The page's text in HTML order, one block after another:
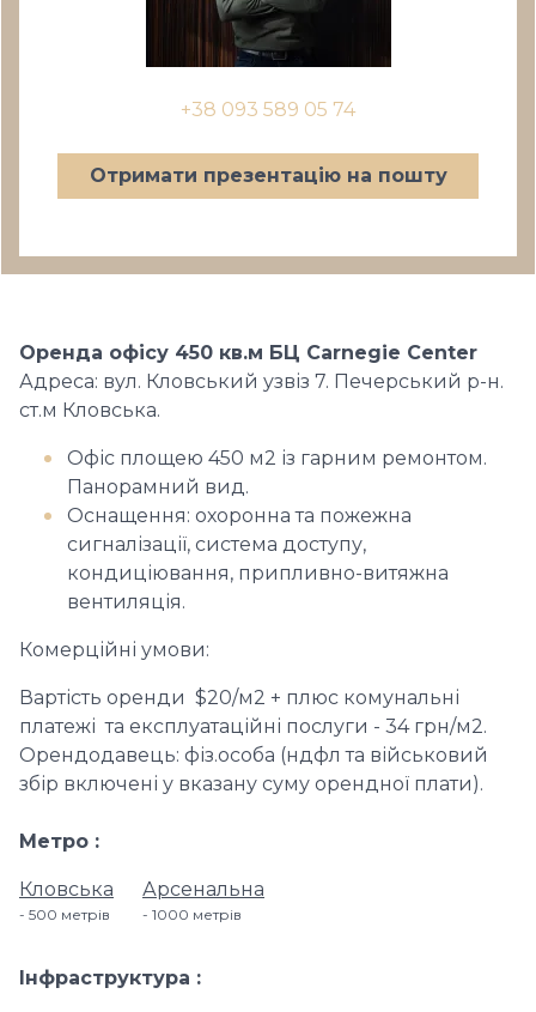
+38 093 589 05 74
Отримати презентацію на пошту
Оренда офісу 450 кв.м БЦ Carnegie Center
Адреса: вул. Кловський узвіз 7. Печерський р-н.
ст.м Кловська.
Офіс площею 450 м2 із гарним ремонтом.
Панорамний вид.
Оснащення: охоронна та пожежна
сигналізації, система доступу,
кондиціювання, припливно-витяжна
вентиляція.
Комерційні умови:
Вартість оренди $20/м2 + плюс комунальні
платежі та експлуатаційні послуги - 34 грн/м2.
Орендодавець: фіз.особа (ндфл та військовий
збір включені у вказану суму орендної плати).
Метро
Кловська
500 метрів
Арсенальна
1000 метрів
Інфраструктура